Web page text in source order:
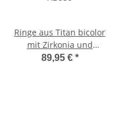
Ringe aus Titan bicolor
mit Zirkonia und
Wunschgravur AB880
89,95 € *